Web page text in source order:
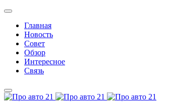
Главная
Новость
Совет
Обзор
Интересное
Связь